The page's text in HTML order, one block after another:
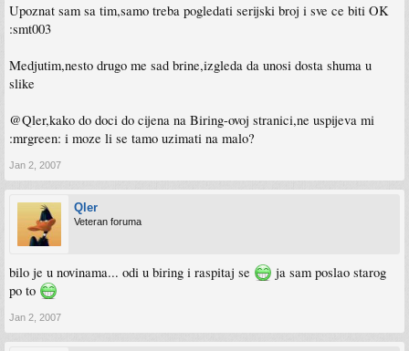
Upoznat sam sa tim,samo treba pogledati serijski broj i sve ce biti OK
:smt003
Medjutim,nesto drugo me sad brine,izgleda da unosi dosta shuma u
slike
@Qler,kako do doci do cijena na Biring-ovoj stranici,ne uspijeva mi
:mrgreen: i moze li se tamo uzimati na malo?
Jan 2, 2007
Qler
Veteran foruma
bilo je u novinama... odi u biring i raspitaj se
ja sam poslao starog
po to
Jan 2, 2007